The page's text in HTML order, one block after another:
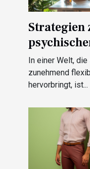
Strategien
flexiblen
In einer Welt,
zunehmend
hervorbringt, ist...